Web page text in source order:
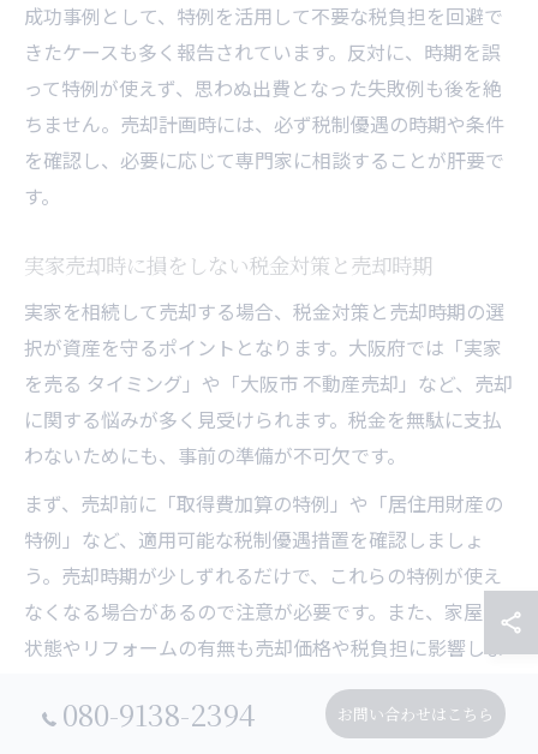
成功事例として、特例を活用して不要な税負担を回避で
きたケースも多く報告されています。反対に、時期を誤
って特例が使えず、思わぬ出費となった失敗例も後を絶
ちません。売却計画時には、必ず税制優遇の時期や条件
を確認し、必要に応じて専門家に相談することが肝要で
す。
実家売却時に損をしない税金対策と売却時期
実家を相続して売却する場合、税金対策と売却時期の選
択が資産を守るポイントとなります。大阪府では「実家
を売る タイミング」や「大阪市 不動産売却」など、売却
に関する悩みが多く見受けられます。税金を無駄に支払
わないためにも、事前の準備が不可欠です。
まず、売却前に「取得費加算の特例」や「居住用財産の
特例」など、適用可能な税制優遇措置を確認しましょ
う。売却時期が少しずれるだけで、これらの特例が使え
なくなる場合があるので注意が必要です。また、家屋の
状態やリフォームの有無も売却価格や税負担に影響しま
成功例として、税理士や不動産会社に早めに相談し、最
080-9138-2394 お問い合わせはこちら